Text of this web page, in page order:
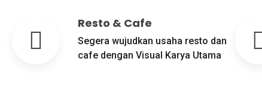
Resto & Cafe
Segera wujudkan usaha resto dan
cafe dengan Visual Karya Utama